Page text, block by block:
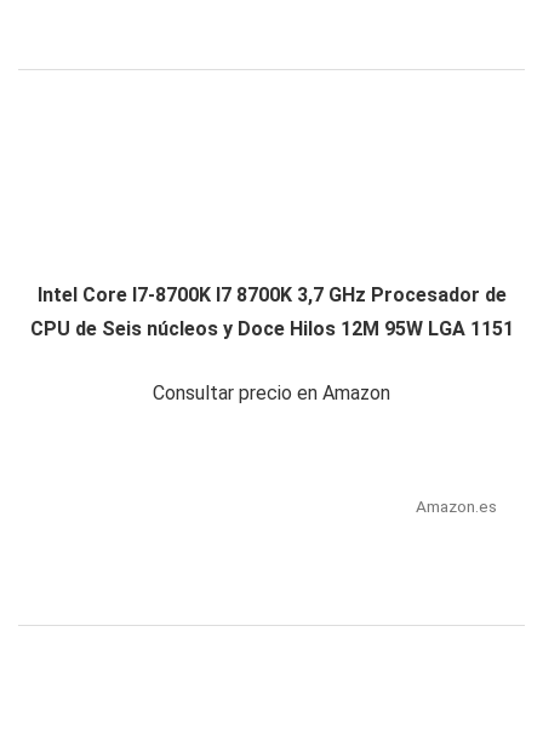
Intel Core I7-8700K I7 8700K 3,7 GHz Procesador de
CPU de Seis núcleos y Doce Hilos 12M 95W LGA 1151
Consultar precio en Amazon
Amazon.es